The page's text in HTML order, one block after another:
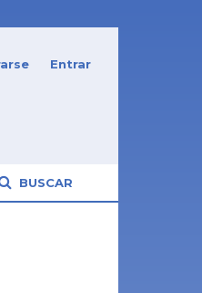
BUSCAR
Entrar